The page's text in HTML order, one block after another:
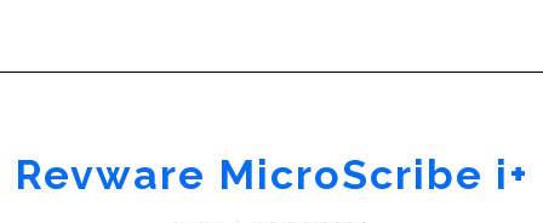
Revware MicroScribe i+